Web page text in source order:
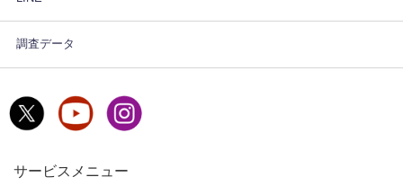
調査データ
サービスメニュー